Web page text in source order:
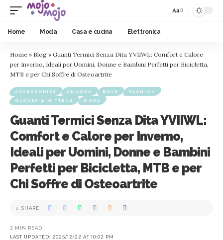
Aa
Home Moda Casa e cucina Elettronica
Home » Blog » Guanti Termici Senza Dita YVIIWL: Comfort e Calore
per Inverno, Ideali per Uomini, Donne e Bambini Perfetti per Bicicletta,
MTB e per Chi Soffre di Osteoartrite
ACCESSORIES AMAZON BOYS
FASHION
GLOVES & MITTENS
MODA
Guanti Termici Senza Dita YVIIWL:
Comfort e Calore per Inverno,
Ideali per Uomini, Donne e Bambini
Perfetti per Bicicletta, MTB e per
Chi Soffre di Osteoartrite
LAST UPDATED: 2025/12/22 AT 10:02 PM
2 MIN READ
SHARE